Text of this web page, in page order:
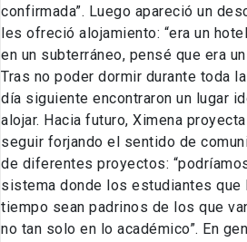
confirmada”. Luego apareció un
les ofreció alojamiento: “era un
en un subterráneo, pensé que era
Tras no poder dormir durante toda la
día siguiente encontraron un lugar
alojar. Hacia futuro, Ximena
seguir forjando el sentido de
de diferentes proyectos:
sistema donde los estudiantes que
tiempo sean padrinos de los que
no tan solo en lo académico”. En